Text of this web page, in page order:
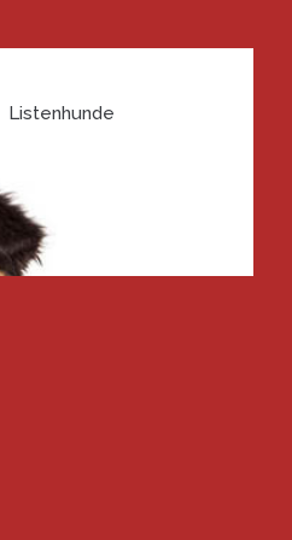
Listenhunde